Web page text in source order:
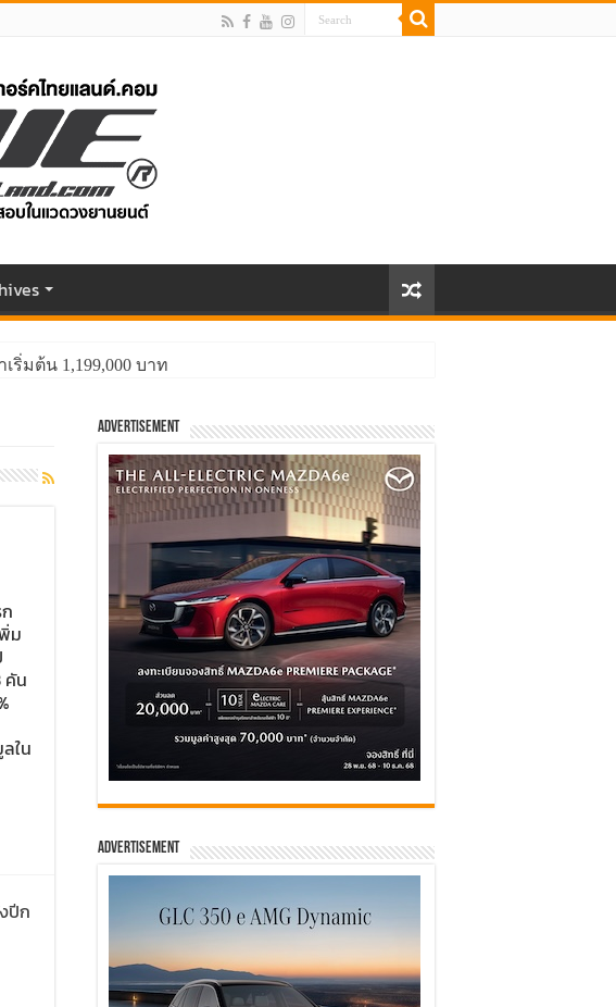
เริ่มต้น 1,199,000 บาท
ม
คัน
ใน
ปีก
Advertisement
Advertisement